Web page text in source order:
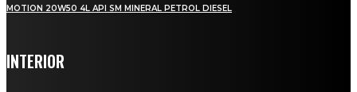
MOTION 20W50 4L API SM MINERAL PETROL DIESEL
INTERIOR